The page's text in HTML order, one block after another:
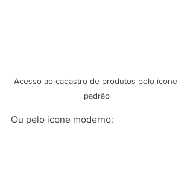
Acesso ao cadastro de produtos pelo ícone
padrão
Ou pelo ícone moderno: